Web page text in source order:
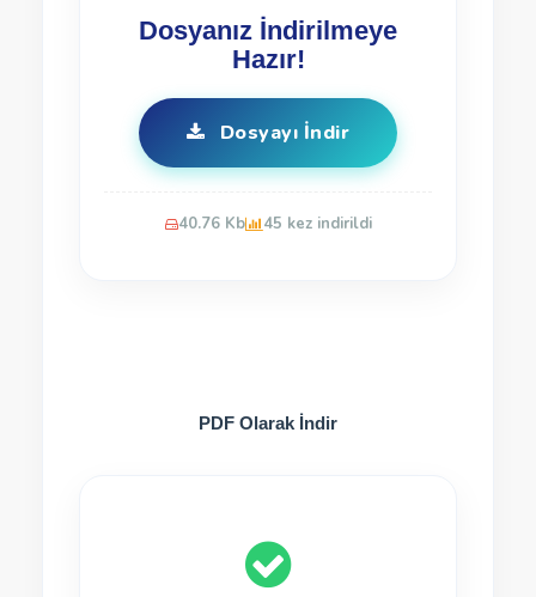
Dosyanız İndirilmeye
Hazır!
Dosyayı İndir
40.76 Kb 45 kez indirildi
PDF Olarak İndir